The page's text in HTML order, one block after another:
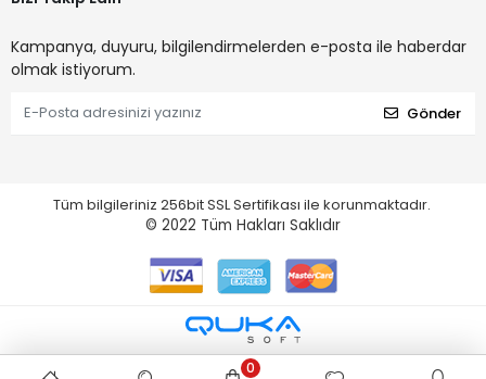
Kampanya, duyuru, bilgilendirmelerden e-posta ile haberdar
olmak istiyorum.
Gönder
Tüm bilgileriniz 256bit SSL Sertifikası ile korunmaktadır.
© 2022 Tüm Hakları Saklıdır
0